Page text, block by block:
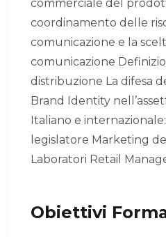
commerciale del
coordinamento delle
comunicazione e la
comunicazione
distribuzione La difesa
Brand Identity
Italiano e
legislatore Marketing
Laboratori Retail
Obiettivi